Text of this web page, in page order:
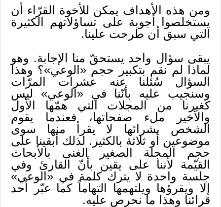
ومن هذه الأهداف يمكن للأخوة القرّاء أن
يستخلصوا أجوبة على تساؤلاتهم الكثيرة
التي سبق أن طرحت علينا.
يبقى سؤال واحد يستحقّ منا الإجابة. وهو
لماذا لم نقم بتكبير حجم «الوعي»؟ وهذا
السؤال سُئلنا عنه عشرات المرّات
وسنجيب عليه بأنّنا في «الوعي» ليس
كغيرنا من المجلات التي همّها الأول
والأخير ملء صفحاتها، فعندما يقوم
الشخص بشرائها لا يقرأ منها سوى
موضوعين أو ثلاثة بالكثير. لذلك أبقينا على
حجم المجلة الصغير الغنى بالأبحاث
القيّمة لأننا على يقين بأنّ القارئ وفي
جلسة واحدة لا يترك كلمة في «الوعي»
إلا ويقرؤها ويلتهمها التهاماً كما عبّر أحد
قرائنا وهذا ما نحرص عليه.